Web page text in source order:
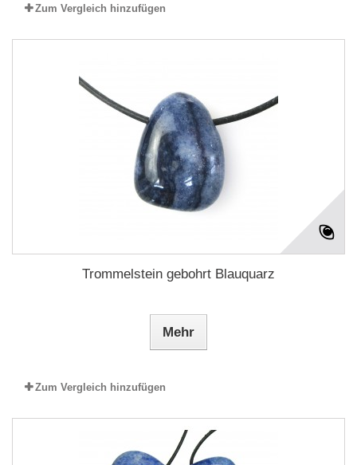
Zum Vergleich hinzufügen
Trommelstein gebohrt Blauquarz
Mehr
Zum Vergleich hinzufügen